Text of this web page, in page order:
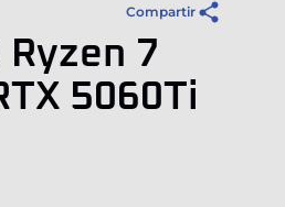
Compartir
Ryzen 7
5060Ti